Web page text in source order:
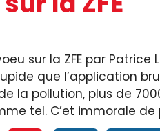
sur la ZFE par Patrice
que l’application
la pollution, plus de
tel. C’et immorale de